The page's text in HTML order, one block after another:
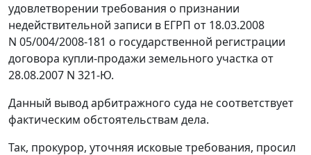
удовлетворении требования о признании
недействительной записи в ЕГРП от 18.03.2008
N 05/004/2008-181 о государственной регистрации
договора купли-продажи земельного участка от
28.08.2007 N 321-Ю.
Данный вывод арбитражного суда не соответствует
фактическим обстоятельствам дела.
Так, прокурор, уточняя исковые требования, просил